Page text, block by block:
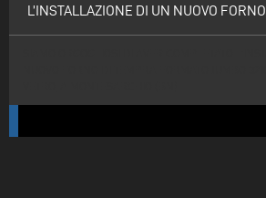
L’INSTALLAZIONE DI UN NUOVO FORNO